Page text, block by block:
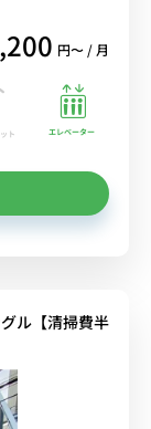
円〜 / 月
ト
エレベーター
ル【清掃費半